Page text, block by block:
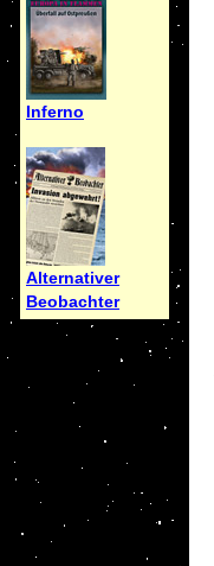
Inferno
Alternativer
Beobachter